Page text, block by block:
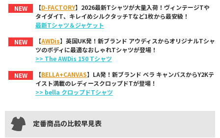
NEW
【D-FACTORY】2026最新Tシャツが大量入荷！ヴィンテージTや
タイダイT、キレイめシルクタッチTなど1枚から最安級！
最新Tシャツ＆ジャケット
NEW
【AWDis】英国UK発！新ブランド アウディスからオリジナルTシャ
ツのボディに最適なおしゃれTシャツが登場！
>> The AWDis 150 Tシャツ
NEW
【BELLA+CANVAS】LA発！新ブランド ベラ キャンバスからY2Kテ
イスト満載のレディースクロップドTが登場！
>> bella クロップドTシャツ
定番商品の比較早見表